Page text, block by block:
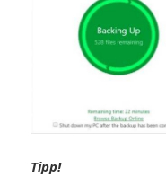
Tipp!